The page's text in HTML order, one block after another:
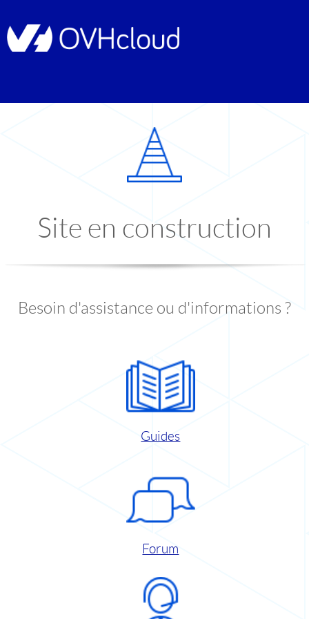
Site en construction
Besoin d'assistance ou d'informations ?
Guides
Forum